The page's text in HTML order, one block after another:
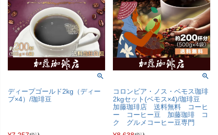
ディープゴールド2kg（ディー
プ×4）/珈琲豆
コロンビア・ノス・ベモス珈琲
2kgセット(ベモス×4)/珈琲豆
加藤珈琲店 送料無料 コーヒ
ー コーヒー豆 加藤珈琲 コ
ク グルメコーヒー豆専門